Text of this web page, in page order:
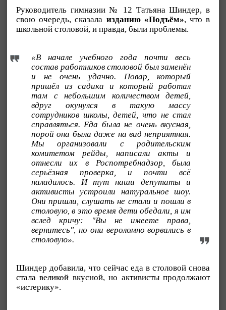
Руководитель гимназии № 12 Татьяна Шиндер, в
свою очередь, сказала изданию «Подъём», что в
школьной столовой, и правда, были проблемы.
«В начале учебного года почти весь
состав работников столовой был заменён
и не очень удачно. Повар, который
пришёл из садика и который работал
там с небольшим количеством детей,
вдруг окунулся в такую массу
сотрудников школы, детей, что не стал
справляться. Еда была не очень вкусная,
порой она была даже на вид неприятная.
Мы организовали с родительским
комитетом рейды, написали акты и
отнесли их в Роспотребнадзор, была
серьёзная проверка, и почти всё
наладилось. И тут наши депутаты и
активисты устроили натуральное шоу.
Они пришли, слушать не стали и пошли в
столовую, в это время дети обедали, я им
вслед кричу: "Вы не имеете права,
вернитесь", но они вероломно ворвались в
столовую».
Шиндер добавила, что сейчас еда в столовой снова
сталавеликойвкусной, но активисты продолжают
«истерику».